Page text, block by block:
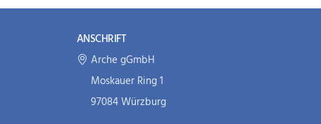
ANSCHRIFT
Arche gGmbH
Moskauer Ring 1
97084 Würzburg